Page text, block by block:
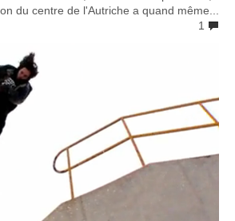
du centre de l'Autriche a quand même...
1